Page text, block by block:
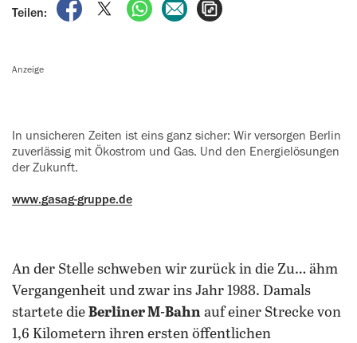
Teilen:
auf Facebook teilen
auf X teilenper WhatsApp teilen
per E-Mail teilen
Anzeige
zuverlässig mit Ökostrom und Gas. Und den ‍Energielösungen
der Zukunft.
www.gasag-gruppe.de
An der Stelle schweben wir zurück in die Zu… ähm
Vergangenheit und zwar ins Jahr 1988. Damals
startete die Berliner M-Bahn auf einer Strecke von
1,6 Kilometern ihren ersten öffentlichen